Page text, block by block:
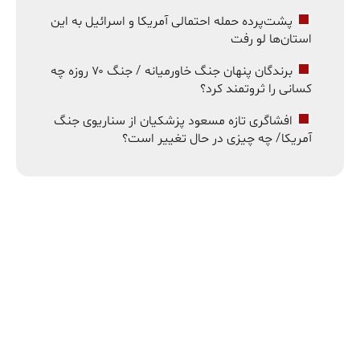
پشت‌پرده حمله احتمالی آمریکا و اسرائیل به این
استان‌ها لو رفت
برندگان پنهان جنگ خاورمیانه / جنگ ۷۰ روزه چه
کسانی را ثروتمند کرد؟
افشاگری تازه مسعود پزشکیان از سناریوی جنگ
آمریکا/ چه چیزی در حال تغییر است؟